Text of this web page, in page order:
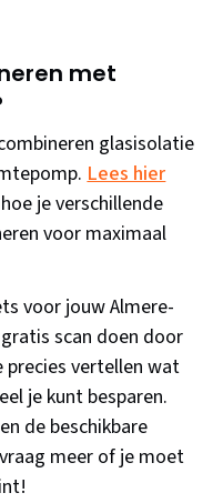
met
glasisolatie
Lees hier
je verschillende
voor maximaal
voor jouw Almere-
scan doen door
precies vertellen wat
je kunt besparen.
de beschikbare
meer of je moet